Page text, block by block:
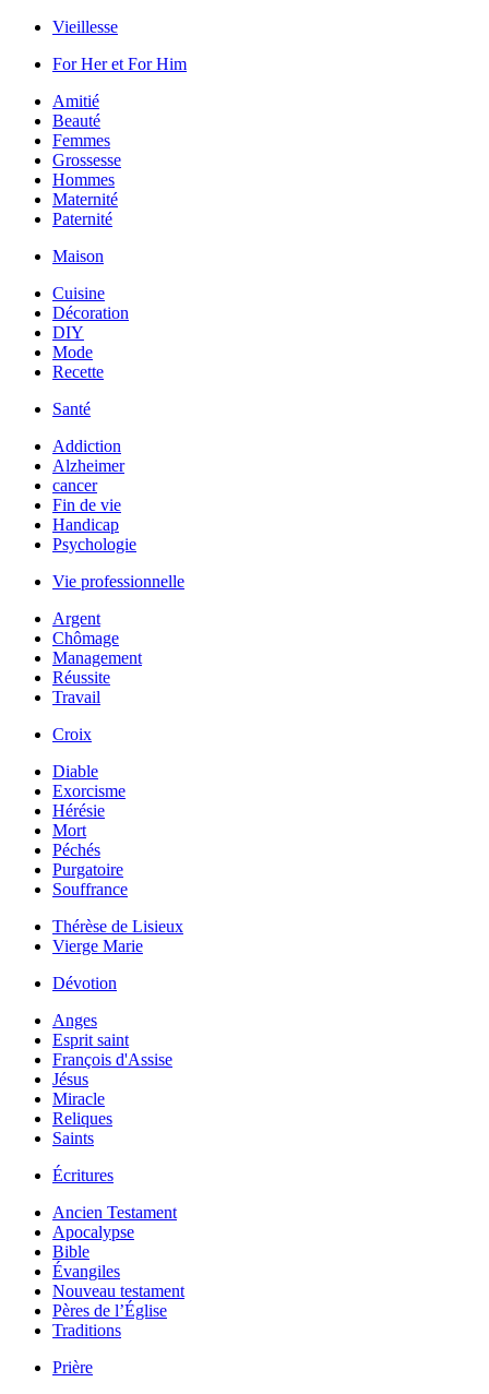
Vieillesse
For Her et For Him
Amitié
Beauté
Femmes
Grossesse
Hommes
Maternité
Paternité
Maison
Cuisine
Décoration
DIY
Mode
Recette
Santé
Addiction
Alzheimer
cancer
Fin de vie
Handicap
Psychologie
Vie professionnelle
Argent
Chômage
Management
Réussite
Travail
Croix
Diable
Exorcisme
Hérésie
Mort
Péchés
Purgatoire
Souffrance
Thérèse de Lisieux
Vierge Marie
Dévotion
Anges
Esprit saint
François d'Assise
Jésus
Miracle
Reliques
Saints
Écritures
Ancien Testament
Apocalypse
Bible
Évangiles
Nouveau testament
Pères de l’Église
Traditions
Prière